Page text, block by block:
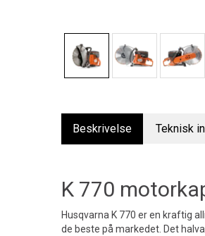
Beskrivelse Teknisk
K 770
Husqvarna K 770 er en kraftig
de beste på markedet. Det